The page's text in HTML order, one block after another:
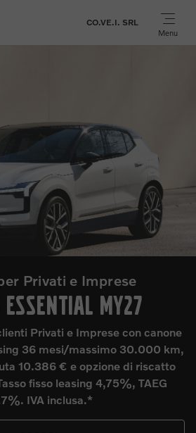
CO.VE.I. SRL
Menu
Volvo XC40 è
vantaggi fino a
prezzo di
Tecnologia innovativa,
scandinavo, sicurezza Volvo.